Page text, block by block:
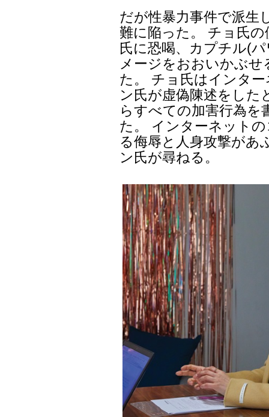
だが性暴力事件で派生
難に陥った。 チョ氏
氏に恐喝、カプチル(
メージをおおいかぶ
た。 チョ氏はインタ
ン氏が虚偽陳述をした
らすべての加害行為を
た。 インターネット
る侮辱と人身攻撃があ
ン氏が尋ねる。